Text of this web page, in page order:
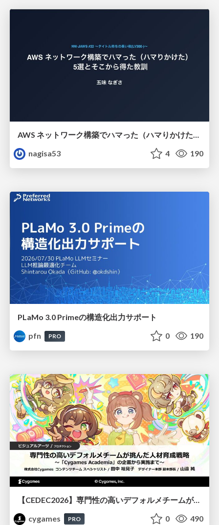
AWS ネットワーク構築でハマった（ハマりかけた） 5選とそこから得た教訓
nagisa53
4 190
PLaMo 3.0 Primeの構造化出力サポート
pfn
PRO 0 190
【CEDEC2026】専門性の高いデフォルメチームが挑んだ人材育成戦略 〜Cygames Academiaの企画から実施まで〜
cygames
PRO 0 490